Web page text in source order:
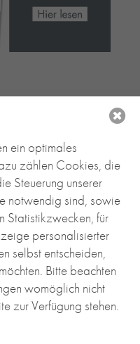
Köln
ein optimales
zählen Cookies, die
Steuerung unserer
notwendig sind, sowie
Statistikzwecken, für
personalisierter
selbst entscheiden,
Bitte beachten
womöglich nicht
zur Verfügung stehen.